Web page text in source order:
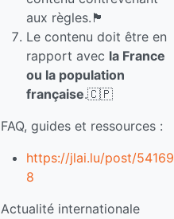
aux règles.🏴
Le contenu doit être en
rapport avec la France
ou la population
française.🇨🇵
FAQ, guides et ressources :
https://jlai.lu/post/54169
8
Actualité internationale